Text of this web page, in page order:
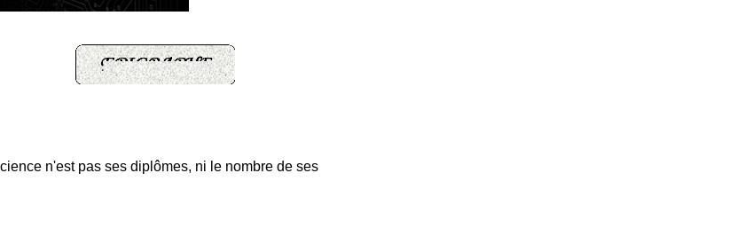
n'est pas ses diplômes, ni le nombre de ses